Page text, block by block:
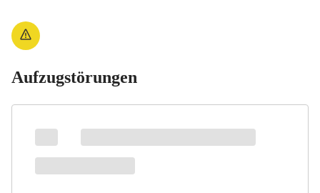
Aufzugstörungen